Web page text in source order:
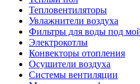
Тепловентиляторы
Увлажнители воздуха
Фильтры для воды под
Электрокотлы
Конвекторы отопления
Осушители воздуха
Системы вентиляции